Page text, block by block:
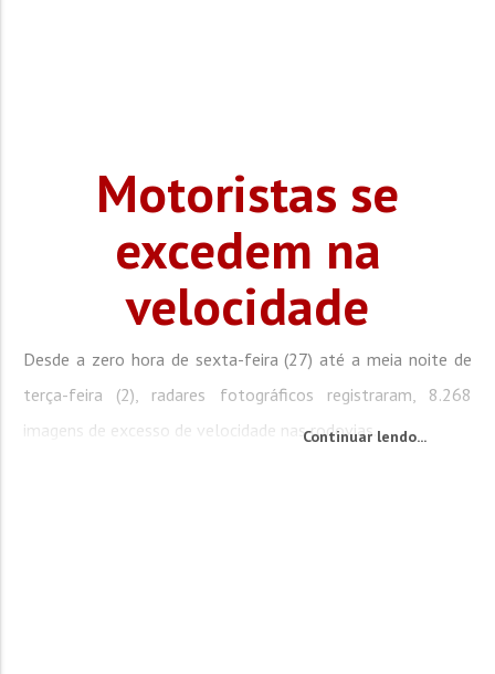
Motoristas se
excedem na
velocidade
Desde a zero hora de sexta-feira (27) até a meia noite de
terça-feira (2), radares fotográficos registraram, 8.268
imagens de excesso de velocidade nas rodovias...
Continuar lendo...